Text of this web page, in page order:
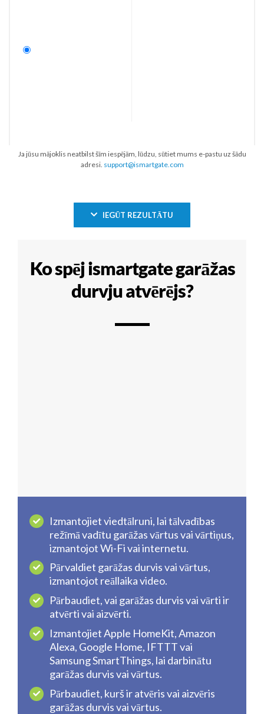
Ja jūsu mājoklis neatbilst šīm iespējām, lūdzu, sūtiet mums e-pastu uz šādu
adresi. support@ismartgate.com
IEGŪT REZULTĀTU
Ko spēj ismartgate garāžas
durvju atvērējs?
Izmantojiet viedtālruni, lai tālvadības
režīmā vadītu garāžas vārtus vai vārtiņus,
izmantojot Wi-Fi vai internetu.
Pārvaldiet garāžas durvis vai vārtus,
izmantojot reāllaika video.
Pārbaudiet, vai garāžas durvis vai vārti ir
atvērti vai aizvērti.
Izmantojiet Apple HomeKit, Amazon
Alexa, Google Home, IFTTT vai
Samsung SmartThings, lai darbinātu
garāžas durvis vai vārtus.
Pārbaudiet, kurš ir atvēris vai aizvēris
garāžas durvis vai vārtus.